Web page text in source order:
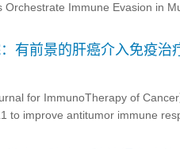
Orchestrate Immune Evasion in
有前景的肝癌介入免疫治
for ImmunoTherapy of
to improve antitumor immune